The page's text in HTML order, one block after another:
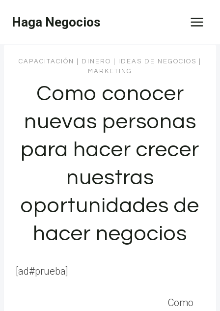
Haga Negocios
CAPACITACIÓN DINERO IDEAS DE NEGOCIOS
MARKETING
Como conocer
nuevas personas
para hacer crecer
nuestras
oportunidades de
hacer negocios
[ad#prueba]
Como